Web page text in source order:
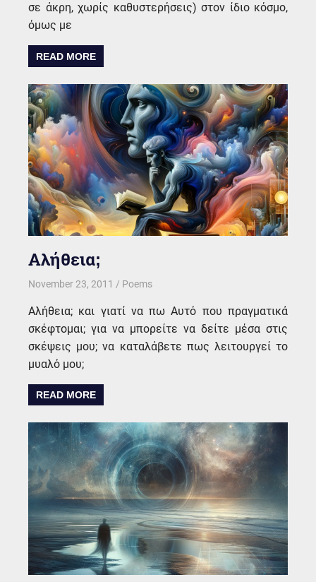
σε άκρη, χωρίς καθυστερήσεις) στον ίδιο κόσμο,
όμως με
READ MORE
Αλήθεια;
November 23, 2011 kgk
Poems
Αλήθεια; και γιατί να πω Αυτό που πραγματικά
σκέφτομαι; για να μπορείτε να δείτε μέσα στις
σκέψεις μου; να καταλάβετε πως λειτουργεί το
μυαλό μου;
READ MORE